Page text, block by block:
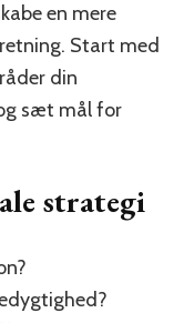
en mere
Start med
din
sæt mål for
strategi